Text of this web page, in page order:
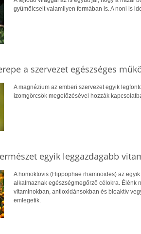
gyümölcseit valamilyen formában is. A noni is
a szervezet egészséges
A magnézium az emberi szervezet egyik
izomgörcsök megelőzésével hozzák
egyik leggazdagabb
A homoktövis (Hippophae rhamnoides) az
alkalmaznak egészségmegőrző célokra. Élénk
vitaminokban, antioxidánsokban és bioaktív
emlegetik.